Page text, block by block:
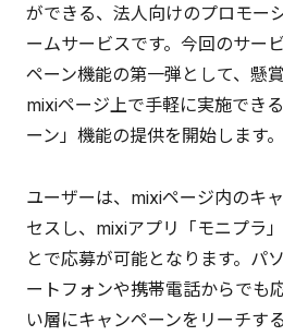
ができる、法人向けのプロモー
ームサービスです。今回のサー
ペーン機能の第一弾として、懸
mixiページ上で手軽に実施でき
ーン」機能の提供を開始します。
ユーザーは、mixiページ内のキ
セスし、mixiアプリ「モニプラ
とで応募が可能となります。パ
ートフォンや携帯電話からでも
い層にキャンペーンをリーチす